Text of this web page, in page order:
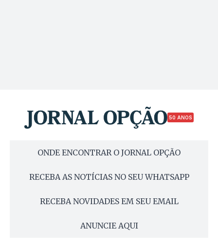
50 ANOS
ONDE ENCONTRAR O JORNAL OPÇÃO
RECEBA AS NOTÍCIAS NO SEU WHATSAPP
RECEBA NOVIDADES EM SEU EMAIL
ANUNCIE AQUI